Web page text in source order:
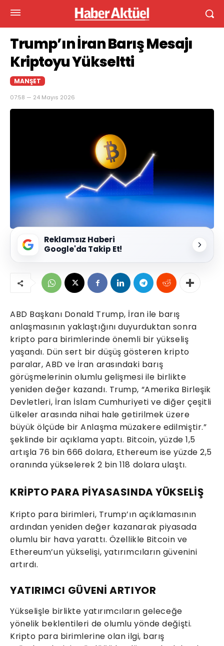
Trump’ın İran Barış Mesajı
Kriptoyu Yükseltti
MANŞET
07:58 — 24 Mayıs 2026
Reklamsız Haberi
Google'da Takip Et!
ABD Başkanı Donald Trump, İran ile barış
anlaşmasının yaklaştığını duyurduktan sonra
kripto para birimlerinde önemli bir yükseliş
yaşandı. Dün sert bir düşüş gösteren kripto
paralar, ABD ve İran arasındaki barış
görüşmelerinin olumlu gelişmesi ile birlikte
yeniden değer kazandı. Trump, “Amerika Birleşik
Devletleri, İran İslam Cumhuriyeti ve diğer çeşitli
ülkeler arasında nihai hale getirilmek üzere
büyük ölçüde bir Anlaşma müzakere edilmiştir.”
şeklinde bir açıklama yaptı. Bitcoin, yüzde 1,5
artışla 76 bin 666 dolara, Ethereum ise yüzde 2,5
oranında yükselerek 2 bin 118 dolara ulaştı.
KRİPTO PARA PİYASASINDA YÜKSELİŞ
Kripto para birimleri, Trump’ın açıklamasının
ardından yeniden değer kazanarak piyasada
olumlu bir hava yarattı. Özellikle Bitcoin ve
Ethereum’un yükselişi, yatırımcıların güvenini
artırdı.
YATIRIMCI GÜVENİ ARTIYOR
Yükselişle birlikte yatırımcıların geleceğe
yönelik beklentileri de olumlu yönde değişti.
Kripto para birimlerine olan ilgi, barış